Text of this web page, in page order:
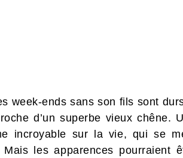
week-ends sans son fils sont
d’un superbe vieux chêne.
incroyable sur la vie, qui se
les apparences pourraient